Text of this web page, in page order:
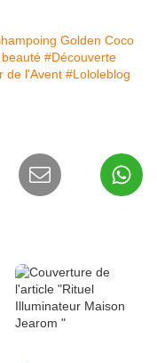
Golden Coco
#Découverte
de l'Avent #Lololeblog